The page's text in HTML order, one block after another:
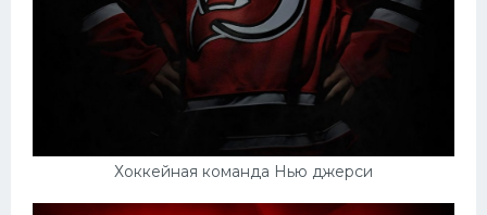
Хоккейная команда Нью джерси